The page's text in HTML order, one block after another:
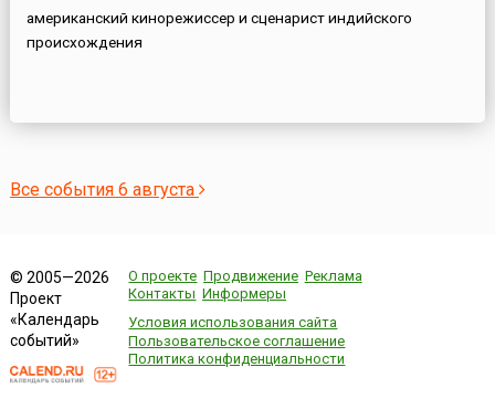
американский кинорежиссер и сценарист индийского
происхождения
Все события 6 августа
© 2005—2026
Проект
«Календарь
событий»
О проекте Продвижение Реклама
Контакты Информеры
Условия использования сайта
Пользовательское соглашение
Политика конфиденциальности